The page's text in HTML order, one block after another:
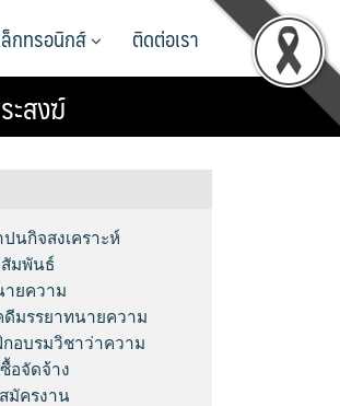
กทรอนิกส์ ติดต่อเรา
สงฆ์
นกิจสงเคราะห์
มพันธ์
ยความ
มรรยาทนายความ
อบรมวิชาว่าความ
อจัดจ้าง
มัครงาน